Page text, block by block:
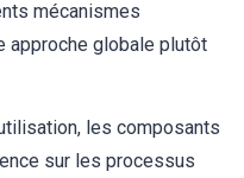
mécanismes
approche globale plutôt
les composants
sur les processus